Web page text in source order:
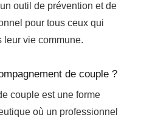
outil de prévention et de
pour tous ceux qui
leur vie commune.
de couple ?
couple est une forme
où un professionnel